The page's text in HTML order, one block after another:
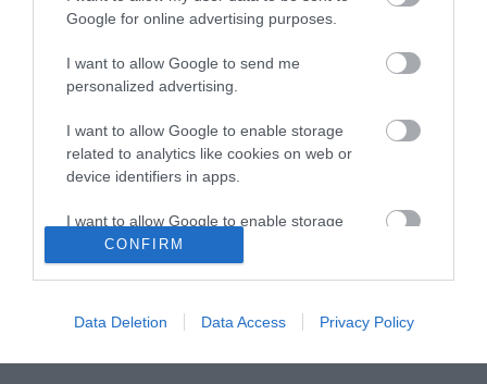
Google for online advertising purposes.
I want to allow Google to send me
personalized advertising.
I want to allow Google to enable storage
related to analytics like cookies on web or
device identifiers in apps.
I want to allow Google to enable storage
related to functionality of the website or app.
related to personalization.
CONFIRM
Data Deletion Data Access Privacy Policy
Magyarországra is megérkezett a majomhimlő elleni védőoltás:
hazánk első körben 2560 adag vakcinát kapott, amely 1280
ember oltására elég – közölte a Nemzeti Népegészségügyi
Központ (NNK) kedden...
MÁR BIZTOS, HOGY FELFÜGGESZTI A MENINGOCOCCUS B ELLENI
VÉDŐOLTÁS TÁMOGATÁSÁT EGER ÖNKORMÁNYZATA
2025. március 13| Csarnó Ákos |
Eger Megyei Jogú Város Közgyűlése 2025. februári ülésén
döntött arról, hogy felfüggeszti a Meningococcus B baktérium
okozta agyhártyagyulladás elleni védőoltás (Bexsero)
önkormányzati támogatását –...
… 7 8 9 10